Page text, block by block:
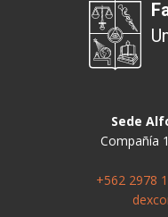
Sede
Compañía
+562 2978